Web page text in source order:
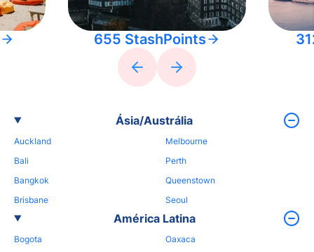
655 StashPoints
Ásia/Austrália
Auckland
Bali
Bangkok
Brisbane
Melbourne
Perth
Queenstown
Seoul
América Latina
Bogota
Oaxaca